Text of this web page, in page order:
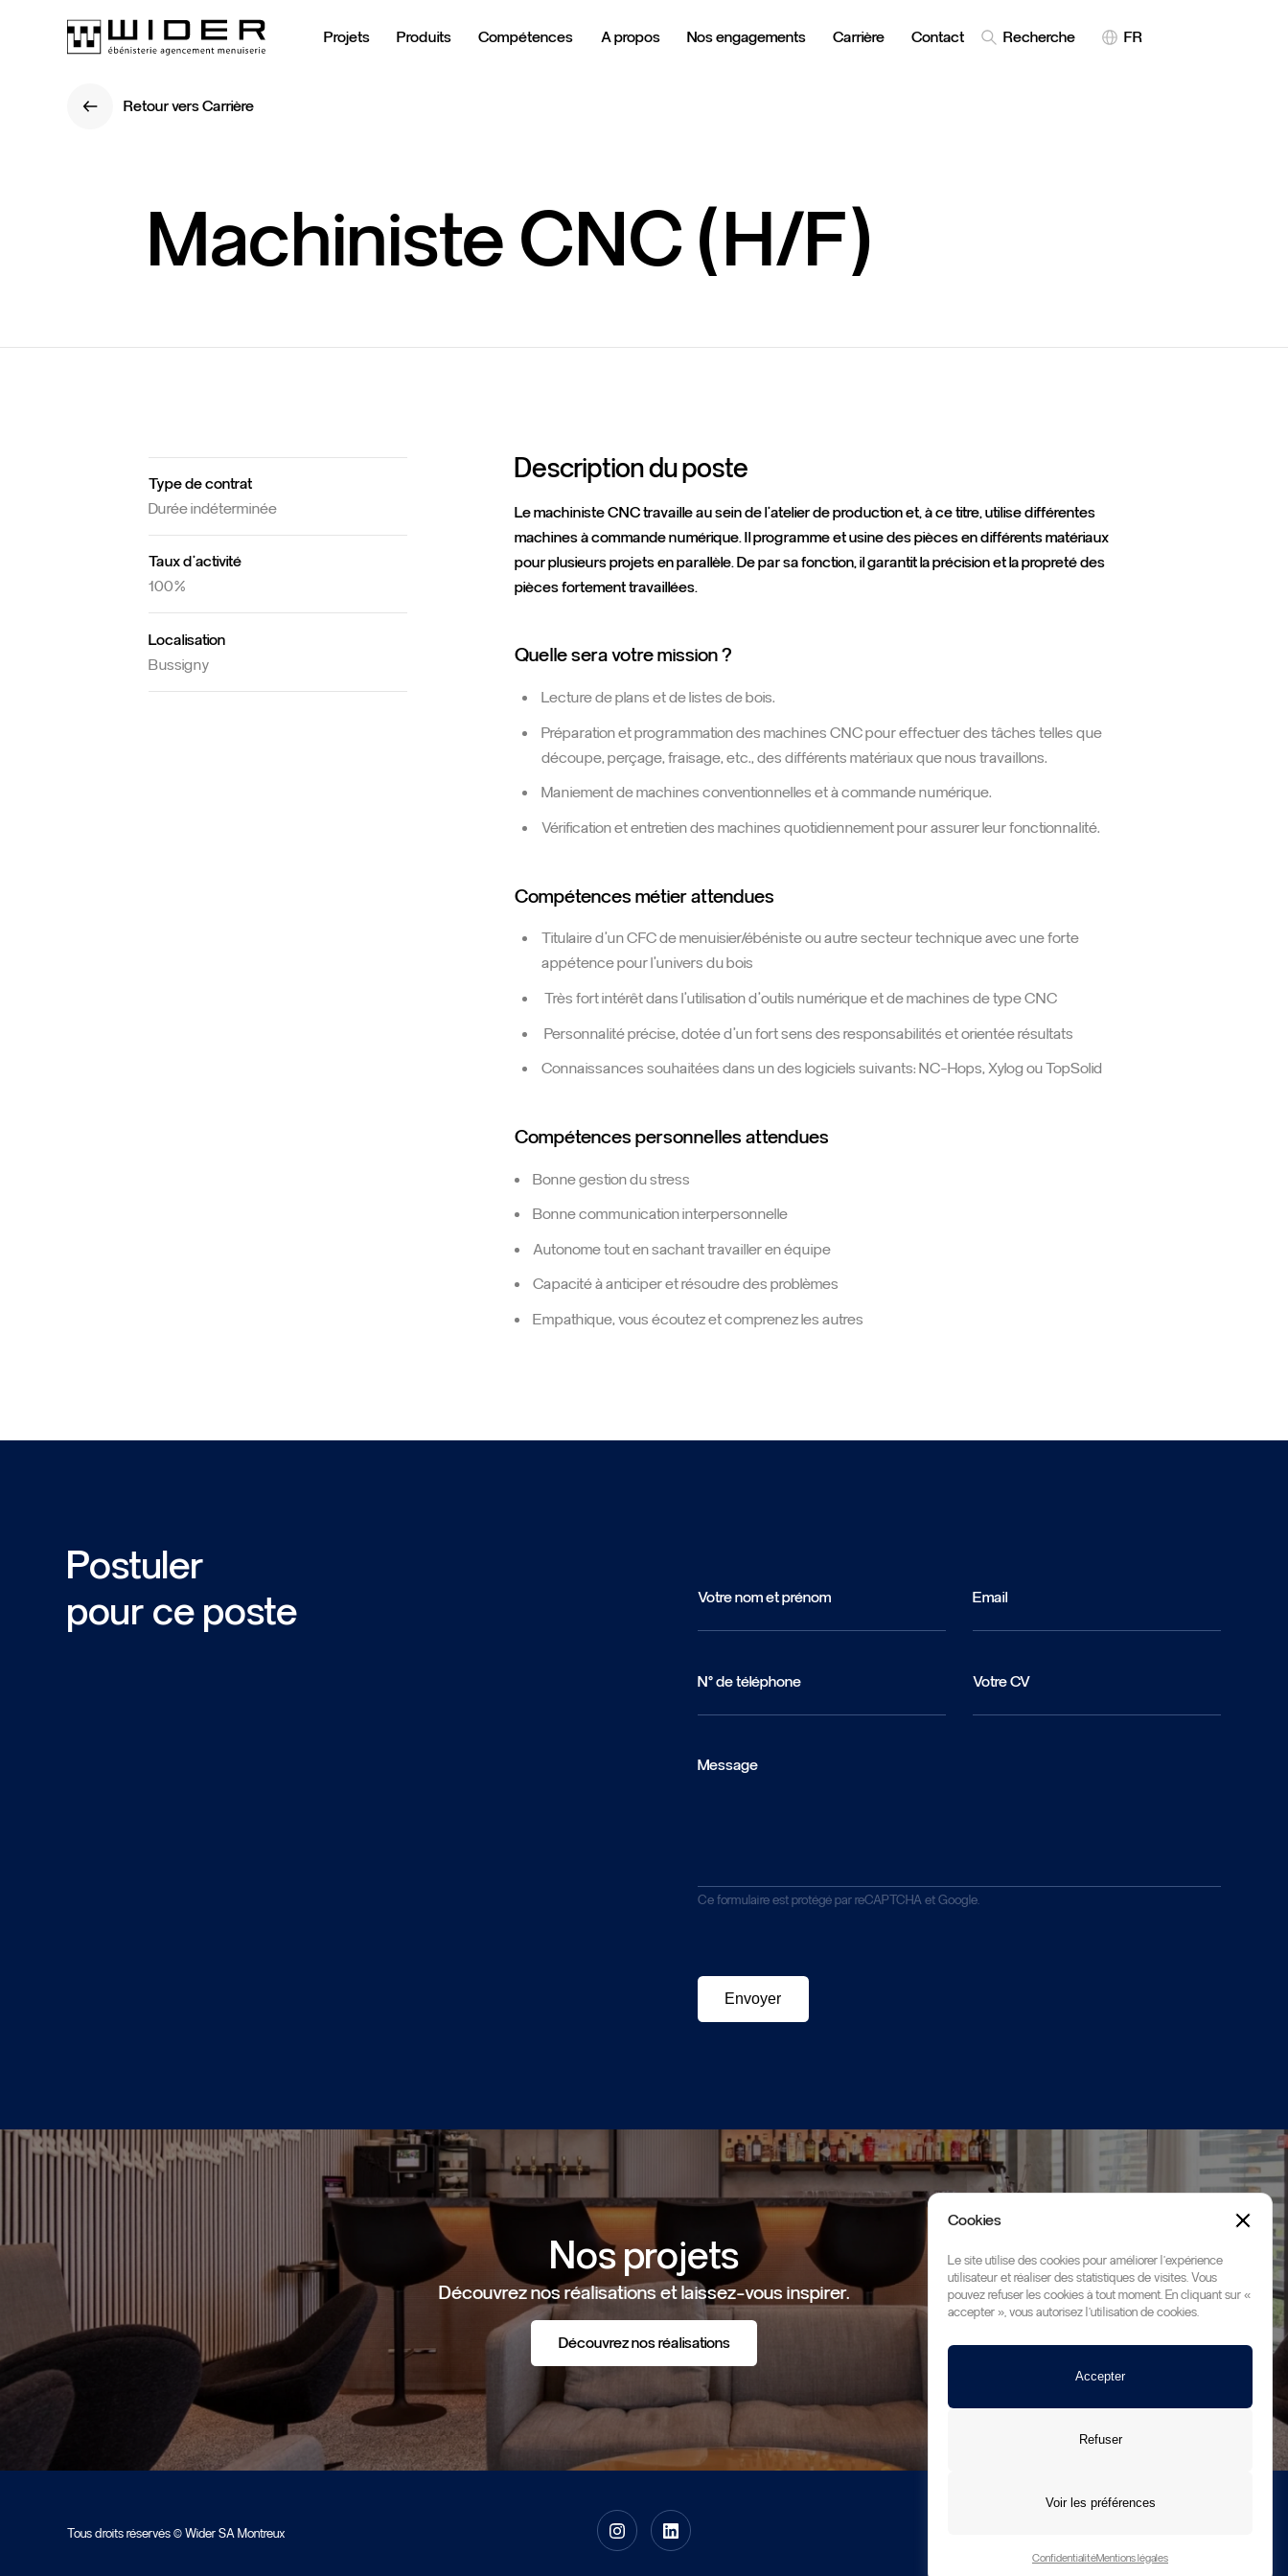
Cookies
Le site utilise des cookies pour améliorer l’expérience
utilisateur et réaliser des statistiques de visites. Vous
pouvez refuser les cookies à tout moment. En cliquant sur «
accepter », vous autorisez l'utilisation de cookies.
Accepter
Refuser
Voir les préférences
ConfidentialitéMentions légales
Projets Produits Compétences A propos Nos engagements Carrière Contact Recherche FR
Retour vers Carrière
Machiniste CNC (H/F)
Type de contrat
Durée indéterminée
Taux d'activité
100%
Localisation
Bussigny
Description du poste
Le machiniste CNC travaille au sein de l’atelier de production et, à ce titre, utilise différentes
machines à commande numérique. Il programme et usine des pièces en différents matériaux
pour plusieurs projets en parallèle. De par sa fonction, il garantit la précision et la propreté des
pièces fortement travaillées.
Quelle sera votre mission ?
Lecture de plans et de listes de bois.
Préparation et programmation des machines CNC pour effectuer des tâches telles que
découpe, perçage, fraisage, etc., des différents matériaux que nous travaillons.
Maniement de machines conventionnelles et à commande numérique.
Vérification et entretien des machines quotidiennement pour assurer leur fonctionnalité.
Compétences métier attendues
Titulaire d’un CFC de menuisier/ébéniste ou autre secteur technique avec une forte
appétence pour l’univers du bois
Très fort intérêt dans l’utilisation d’outils numérique et de machines de type CNC
Personnalité précise, dotée d’un fort sens des responsabilités et orientée résultats
Connaissances souhaitées dans un des logiciels suivants: NC-Hops, Xylog ou TopSolid
Compétences personnelles attendues
Bonne gestion du stress
Bonne communication interpersonnelle
Autonome tout en sachant travailler en équipe
Capacité à anticiper et résoudre des problèmes
Empathique, vous écoutez et comprenez les autres
Postuler
pour ce poste
Votre nom et prénom Email
N° de téléphone Votre CV
Message
Ce formulaire est protégé par reCAPTCHA et Google.
Envoyer
Envoyer
Nos projets
Découvrez nos réalisations et laissez-vous inspirer.
Découvrez nos réalisations
Découvrez nos réalisations
Tous droits réservés © Wider SA Montreux